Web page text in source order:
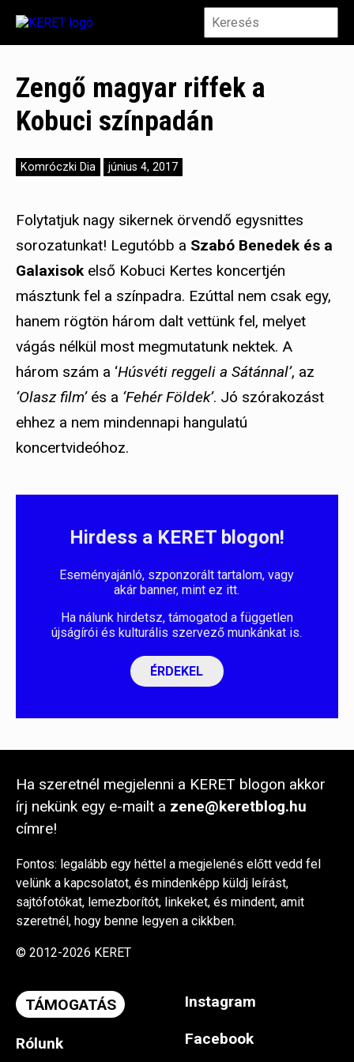
Zengő magyar riffek a
Kobuci színpadán
Komróczki Dia június 4, 2017
Folytatjuk nagy sikernek örvendő egysnittes
sorozatunkat! Legutóbb a Szabó Benedek és a
Galaxisokelső Kobuci Kertes koncertjén
másztunk fel a színpadra. Ezúttal nem csak egy,
hanem rögtön három dalt vettünk fel, melyet
vágás nélkül most megmutatunk nektek. A
három szám a ‘Húsvéti reggeli a Sátánnal’, az
‘Olasz film’és a ‘Fehér Földek’. Jó szórakozást
ehhez a nem mindennapi hangulatú
koncertvideóhoz.
Hirdess a KERET blogon!
Eseményajánló, szponzorált tartalom, vagy
akár banner, mint ez itt.
Ha nálunk hirdetsz, támogatod a független
újságírói és kulturális szervező munkánkat is.
ÉRDEKEL
Ha szeretnél megjelenni a KERET blogon akkor
írj nekünk egy e-mailt a zene@keretblog.hu
címre!
Fontos: legalább egy héttel a megjelenés előtt vedd fel
velünk a kapcsolatot, és mindenképp küldj leírást,
sajtófotókat, lemezborítót, linkeket, és mindent, amit
szeretnél, hogy benne legyen a cikkben.
© 2012-2026 KERET
TÁMOGATÁS
Rólunk
Instagram
Facebook